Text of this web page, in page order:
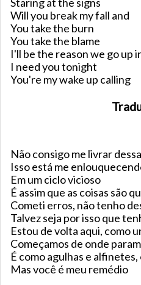
Will you break my fall and
You take the burn
You take the blame
I'll be the reason we go up
I need you tonight
You're my wake up calling
Não consigo me livrar
Isso está me
Em um ciclo vicioso
É assim que as coisas são
Cometi erros, não tenho
Talvez seja por isso que
Estou de volta aqui, como
Começamos de onde
É como agulhas e
Mas você é meu remédio